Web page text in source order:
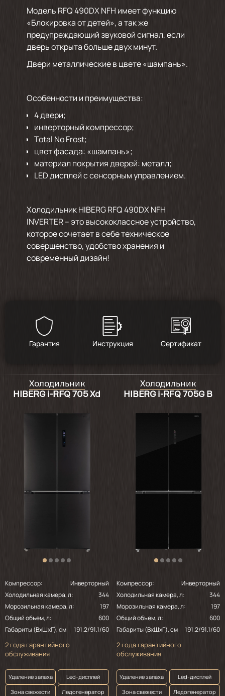
Модель RFQ 490DX NFH имеет функцию
«Блокировка от детей», а так же
предупреждающий звуковой сигнал, если
дверь открыта больше двух минут.
Двери металлические в цвете «шампань».
Особенности и преимущества:
4 двери;
инверторный компрессор;
Total No Frost;
цвет фасада: «шампань»;
материал покрытия дверей: металл;
LED дисплей с сенсорным управлением.
Холодильник HIBERG RFQ 490DX NFH
INVERTER – это высококлассное устройство,
которое сочетает в себе техническое
совершенство, удобство хранения и
современный дизайн!
Гарантия Инструкция Сертификат
Холодильник
HIBERG i-RFQ 705 Xd
Компрессор:
Инверторный
Холодильная камера, л:
344
Морозильная камера, л:
197
Общий объем, л:
600
Габариты (ВхШхГ), см
191.2/91.1/60
2 года гарантийного
обслуживания
Удаление запаха
Led-дисплей
Зона свежести
Ледогенератор
Холодильник
HIBERG i-RFQ 705G B
Компрессор:
Инверторный
Холодильная камера, л:
344
Морозильная камера, л:
197
Общий объем, л:
600
Габариты (ВхШхГ), см
191.2/91.1/60
2 года гарантийного
обслуживания
Удаление запаха
Led-дисплей
Зона свежести
Ледогенератор